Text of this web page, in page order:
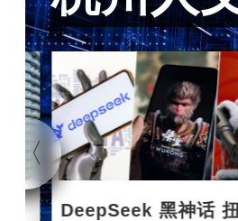
DeepSeek 黑神话